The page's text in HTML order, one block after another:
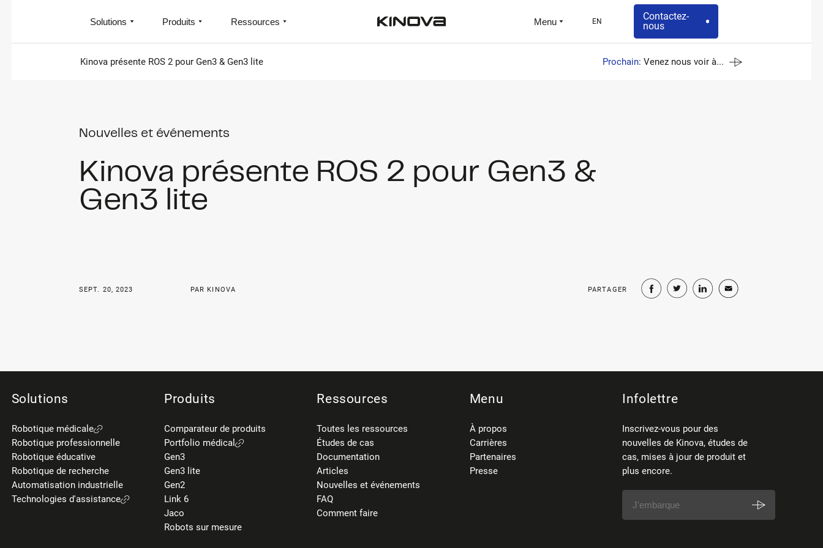
Solutions Produits Ressources Menu EN
Contactez-
nous
Kinova présente ROS 2 pour Gen3 & Gen3 lite Prochain: Venez nous voir à...
Nouvelles et événements
Kinova présente ROS 2 pour Gen3 &
Gen3 lite
SEPT. 20, 2023 PAR KINOVA PARTAGER
Solutions
Robotique médicale
Robotique professionnelle
Robotique éducative
Robotique de recherche
Automatisation industrielle
Technologies d'assistance
Produits
Comparateur de produits
Portfolio médical
Gen3
Gen3 lite
Gen2
Link 6
Jaco
Robots sur mesure
Ressources
Toutes les ressources
Études de cas
Documentation
Articles
Nouvelles et événements
FAQ
Comment faire
Menu
À propos
Carrières
Partenaires
Presse
Infolettre
Inscrivez-vous pour des
nouvelles de Kinova, études de
cas, mises à jour de produit et
plus encore.